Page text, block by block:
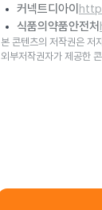
커넥트디아이
식품의약품안전처
본 콘텐츠의 저작권은 저
외부저작권자가 제공한